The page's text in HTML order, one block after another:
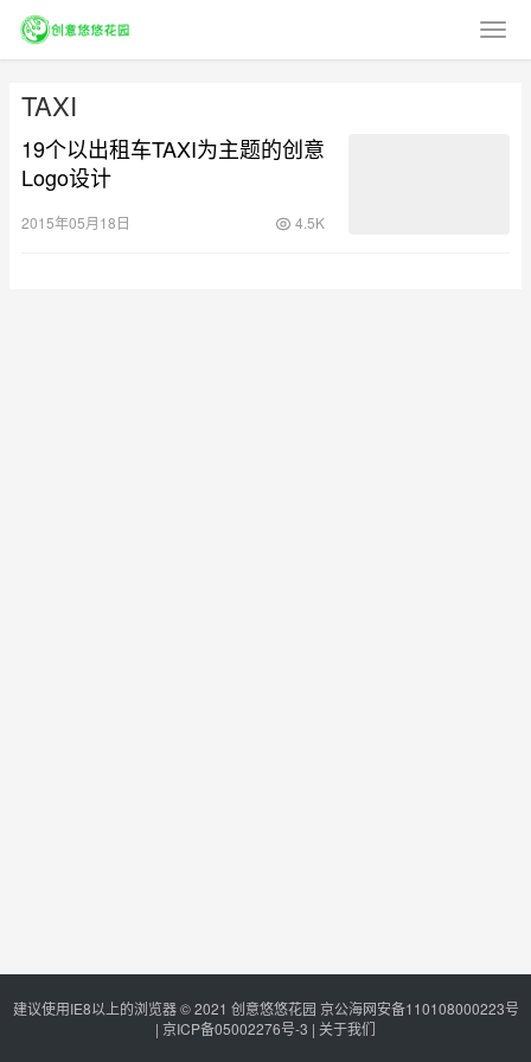
TAXI
19个以出租车TAXI为主题的创意
Logo设计
2015年05月18日 4.5K
建议使用IE8以上的浏览器 © 2021 创意悠悠花园 京公海网安备110108000223号
| 京ICP备05002276号-3 | 关于我们